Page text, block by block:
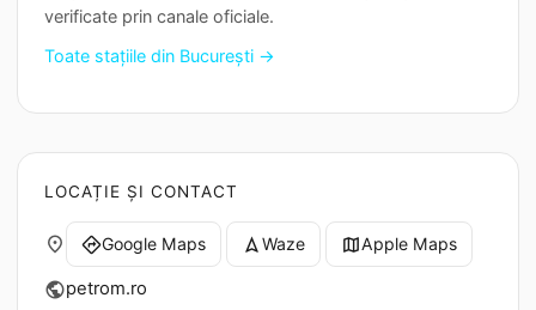
verificate prin canale oficiale.
Toate stațiile din București →
LOCAȚIE ȘI CONTACT
place directionsGoogle Maps navigation Waze mapApple Maps
publicpetrom.ro